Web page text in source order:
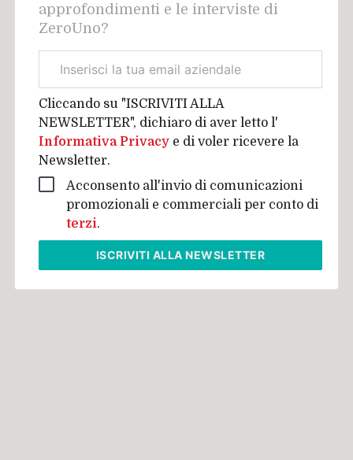
approfondimenti e le interviste di
ZeroUno?
aziendale
Cliccando su "ISCRIVITI ALLA
NEWSLETTER", dichiaro di aver letto l'
Informativa Privacy e di voler ricevere la
Newsletter.
Acconsento all'invio di comunicazioni
promozionali e commerciali per conto di
terzi.
ISCRIVITI ALLA NEWSLETTER